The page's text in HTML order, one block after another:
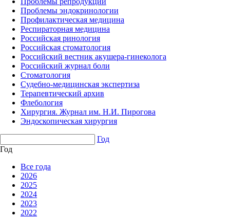
Проблемы эндокринологии
Профилактическая медицина
Респираторная медицина
Российская ринология
Российская стоматология
Российский вестник акушера-гинеколога
Российский журнал боли
Стоматология
Судебно-медицинская экспертиза
Терапевтический архив
Флебология
Хирургия. Журнал им. Н.И. Пирогова
Эндоскопическая хирургия
Год
Год
Все года
2026
2025
2024
2023
2022